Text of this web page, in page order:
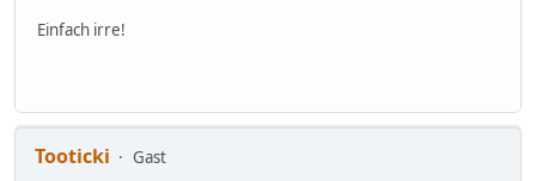
Einfach irre!
Tooticki
Gast